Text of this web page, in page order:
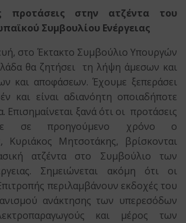
προτάσεις στην ατζέντα του
Συμβουλίου Ενέργειας
στο Έκτακτο Συμβούλιο Υπουργών
θα ζητήσει τη λήψη άμεσων και
και αποφάσεων. Έχουμε ξεπεράσει
και είναι αδιανόητη οποιαδήποτε
Επισημαίνεται ξανά ότι οι προτάσεις
σε προηγούμενο χρόνο ο
Κυριάκος Μητσοτάκης, βρίσκονται
ατζέντα στο Συμβούλιο των
Σημειώνεται ακόμη ότι οι
περιλαμβάνουν εκδοχές του
ανάκτησης των υπερεσόδων
και μέρος των